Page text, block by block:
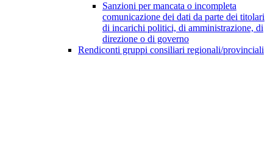
Sanzioni per mancata o incompleta
comunicazione dei dati da parte dei titolari
di incarichi politici, di amministrazione, di
direzione o di governo
Rendiconti gruppi consiliari regionali/provinciali